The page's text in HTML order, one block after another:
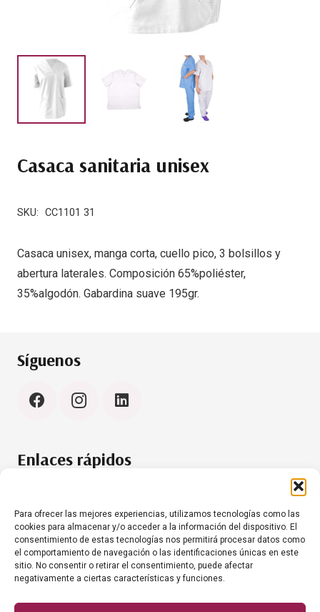
Para ofrecer las mejores experiencias, utilizamos tecnologías como las
cookies para almacenar y/o acceder a la información del dispositivo. El
consentimiento de estas tecnologías nos permitirá procesar datos como
el comportamiento de navegación o las identificaciones únicas en este
sitio. No consentir o retirar el consentimiento, puede afectar
negativamente a ciertas características y funciones.
Casaca sanitaria unisex
SKU: CC1101 31
Casaca unisex, manga corta, cuello pico, 3 bolsillos y
abertura laterales. Composición 65%poliéster,
35%algodón. Gabardina suave 195gr.
Síguenos
Enlaces rápidos
Aviso Legal
Contacto